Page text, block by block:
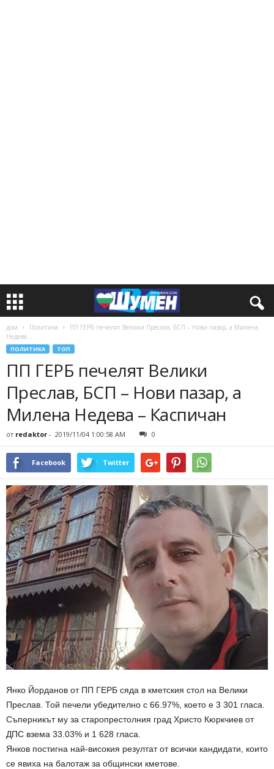
дом Политика
ПП ГЕРБ печелят Велики Преслав, БСП – Нови пазар, а Милена
Недева...
ПОЛИТИКА ТОП
ПП ГЕРБ печелят Велики
Преслав, БСП – Нови пазар, а
Милена Недева – Каспичан
от redaktor - 2019/11/04 1:00:58 AM 0
Facebook Twitter
Янко Йорданов от ПП ГЕРБ сяда в кметския стол на Велики
Преслав. Той печели убедително с 66.97%, което е 3 301 гласа.
Съперникът му за старопрестолния град Христо Кюркчиев от
ДПС взема 33.03% и 1 628 гласа.
Янков постигна най-високия резултат от всички кандидати, които
се явиха на балотаж за общински кметове.